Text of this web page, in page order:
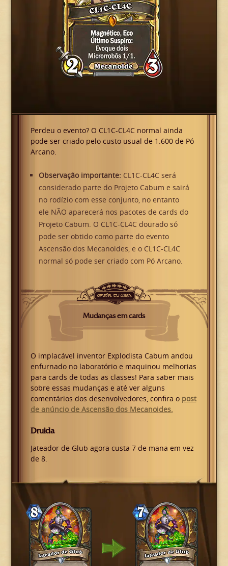
Perdeu o evento? O CL1C-CL4C normal ainda
pode ser criado pelo custo usual de 1.600 de Pó
Arcano.
Observação importante: CL1C-CL4C será
considerado parte do Projeto Cabum e sairá
no rodízio com esse conjunto, no entanto
ele NÃO aparecerá nos pacotes de cards do
Projeto Cabum. O CL1C-CL4C dourado só
pode ser obtido como parte do evento
Ascensão dos Mecanoides, e o CL1C-CL4C
normal só pode ser criado com Pó Arcano.
Mudanças em cards
O implacável inventor Explodista Cabum andou
enfurnado no laboratório e maquinou melhorias
para cards de todas as classes! Para saber mais
sobre essas mudanças e até ver alguns
comentários dos desenvolvedores, confira o post
de anúncio de Ascensão dos Mecanoides.
Druida
Jateador de Glub agora custa 7 de mana em vez
de 8.